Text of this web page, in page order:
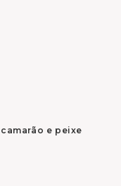
e peixe